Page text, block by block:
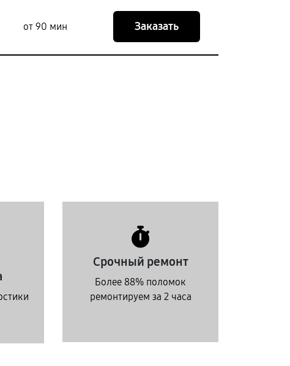
от 90 мин Заказать
Срочный ремонт
Более 88% поломок
ремонтируем за 2 часа